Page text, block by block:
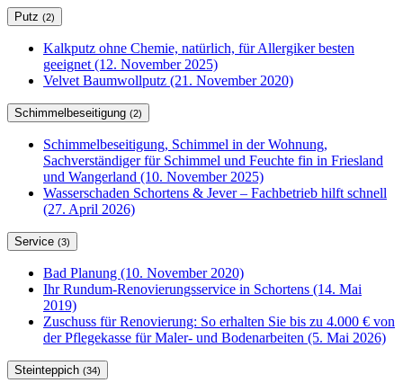
Putz (2)
Kalkputz ohne Chemie, natürlich, für Allergiker besten
geeignet (12. November 2025)
Velvet Baumwollputz (21. November 2020)
Schimmelbeseitigung (2)
Schimmelbeseitigung, Schimmel in der Wohnung,
Sachverständiger für Schimmel und Feuchte fin in Friesland
und Wangerland (10. November 2025)
Wasserschaden Schortens & Jever – Fachbetrieb hilft schnell
(27. April 2026)
Service (3)
Bad Planung (10. November 2020)
Ihr Rundum-Renovierungsservice in Schortens (14. Mai
2019)
Zuschuss für Renovierung: So erhalten Sie bis zu 4.000 € von
der Pflegekasse für Maler- und Bodenarbeiten (5. Mai 2026)
Steinteppich (34)